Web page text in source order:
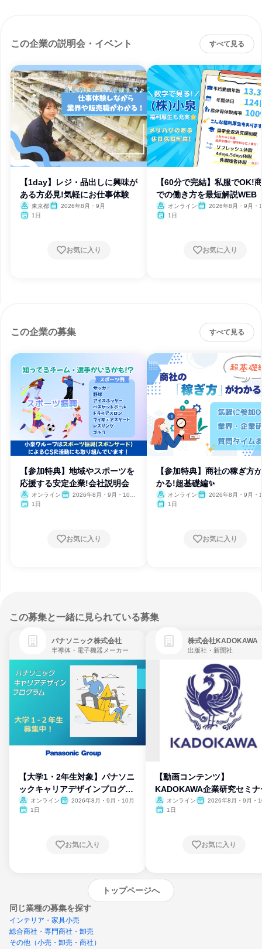
この企業の説明会・イベント すべて見る
【1day】レジ・品出しに興味が
ある方必見!気軽にお仕事体験
東京都
2026年8月・9月
1日
お気に入り
【60分で完結】私服でOK!
での働き方を最短解説WEB
オンライン
2026年8月・9月・
1日
お気に入り
この企業の募集 すべて見る
【参加特典】地域やスポーツを
応援する安定企業!会社説明会
オンライン
2026年8月・9月・10
1日
お気に入り
【参加特典】商社の稼ぎ方
かる!超基礎編✨
オンライン
2026年8月・9月・
1日
お気に入り
この募集と一緒に見られている募集
パナソニック株式会社
半導体・電子機器メーカー
【大学1・2年生対象】パナソニ
ックキャリアデザインプログラ
ム
オンライン
2026年8月・9月・10月
1日
お気に入り
株式会社KADOKAWA
出版社・新聞社
【動画コンテンツ】
KADOKAWA企業研究セミナ
オンライン
2026年8月・9月・
1日
お気に入り
トップページへ
同じ業種の募集を探す
インテリア・家具小売
総合商社・専門商社・卸売
その他（小売・卸売・商社）